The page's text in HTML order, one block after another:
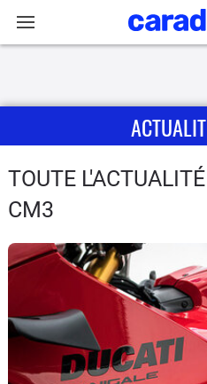
Actu
Essais
Equipement
TOUTE
CM3